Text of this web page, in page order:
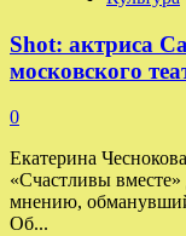
Shot: актриса
московского
0
Екатерина
«Счастливы вместе»
мнению,
Об...